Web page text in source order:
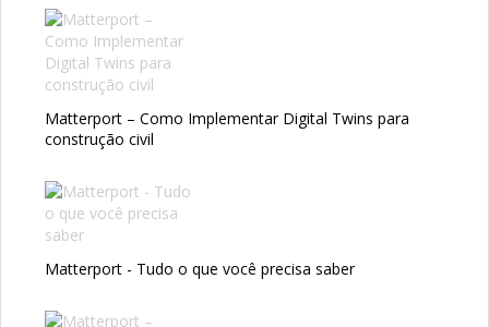
Matterport – Como Implementar Digital Twins para
construção civil
Matterport - Tudo o que você precisa saber